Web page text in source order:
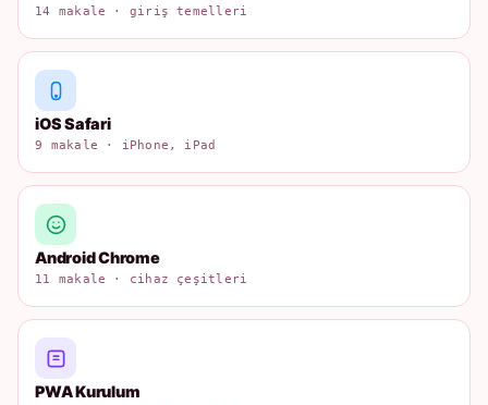
14 makale · giriş temelleri
iOS Safari
9 makale · iPhone, iPad
Android Chrome
11 makale · cihaz çeşitleri
PWA Kurulum